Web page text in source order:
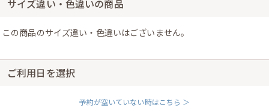
サイズ違い・色違いの商品
この商品のサイズ違い・色違いはございません。
ご利用日を選択
予約が空いていない時はこちら ＞